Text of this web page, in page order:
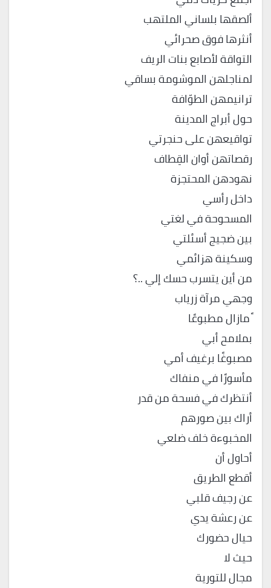
ألصقها بلساني الملتهب
أنثرها فوق صحرائي
التواقة لأصابع بنات الريف
لمناجلهن الموشومة بساقي
ترانيمهن الطوّافة
حول أبراج المدينة
تواقيعهن على حنجرتي
رقصاتهن أوان القِطاف
نهودهن المحتجزة
داخل رأسي
المسحوحة في لغتي
بين ضجيج أسئلتي
وسكينة هزائمي
من أين يتسرب حسك إلي ..؟
وجهي مرآة زرياب
ً مازال مطبوعًا
بملامح أبي
مصبوغًا برغيف أمي
مأسورًا في منفاك
أنتظرك في فسحة من قدر
أراك بين صورهم
المخبوءة خلف ضلعي
أحاول أن
أقطع الطريق
عن رجيف قلبي
عن رعشة يدي
حيال حضورك
حيث لا
مجال للتورية